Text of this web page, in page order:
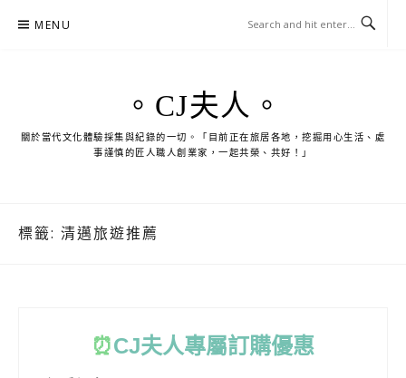
MENU
。CJ夫人。
關於當代文化體驗採集與紀錄的一切。「目前正在旅居各地，挖掘用心生活、處
事謹慎的匠人職人創業家，一起共榮、共好！」
標籤: 清邁旅遊推薦
⏰CJ夫人專屬訂購優惠